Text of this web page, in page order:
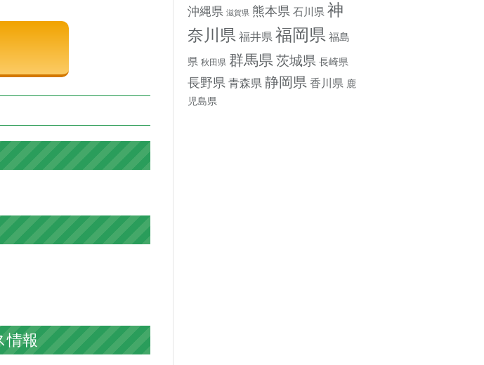
情報
沖縄県 滋賀県 熊本県 石川県 神
奈川県 福井県 福岡県 福島
県 秋田県 群馬県 茨城県 長崎県
長野県 青森県 静岡県 香川県 鹿
児島県